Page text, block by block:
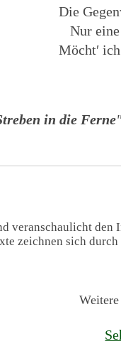
Die
Nur
Möcht′
in die Ferne
veranschaulicht
zeichnen sich